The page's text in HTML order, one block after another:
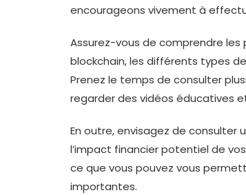
encourageons vivement à
Assurez-vous de comprendre
blockchain, les différents types
Prenez le temps de consulter
regarder des vidéos éducatives
En outre, envisagez de consulter
l’impact financier potentiel de
ce que vous pouvez vous
importantes.